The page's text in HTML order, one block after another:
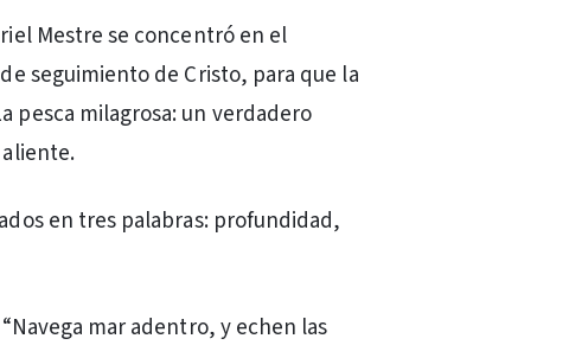
Mestre se concentró en el
seguimiento de Cristo, para que la
pesca milagrosa: un verdadero
en tres palabras: profundidad,
mar adentro, y echen las